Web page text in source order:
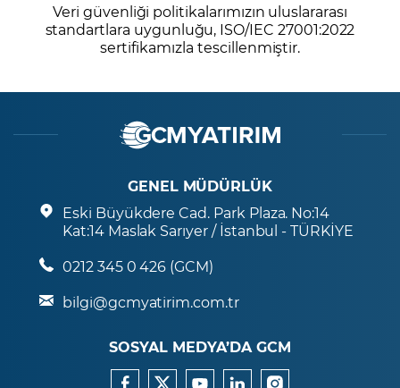
Veri güvenliği politikalarımızın uluslararası
standartlara uygunluğu, ISO/IEC 27001:2022
sertifikamızla tescillenmiştir.
GENEL MÜDÜRLÜK
Eski Büyükdere Cad. Park Plaza. No:14
Kat:14 Maslak Sarıyer / İstanbul - TÜRKİYE
0212 345 0 426 (GCM)
bilgi@gcmyatirim.com.tr
SOSYAL MEDYA’DA GCM